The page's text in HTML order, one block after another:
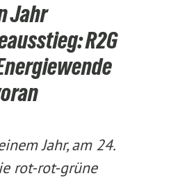
Jahr
R2G
Jahr, am 24.
rot-rot-grüne